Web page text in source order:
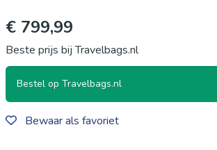
€ 799,99
Beste prijs bij Travelbags.nl
Bestel op Travelbags.nl
Bewaar als favoriet